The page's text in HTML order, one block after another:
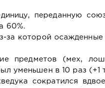
переданную
60%.
за которой
предметов (мех,
уменьшен в 10 раз (+1
сократился